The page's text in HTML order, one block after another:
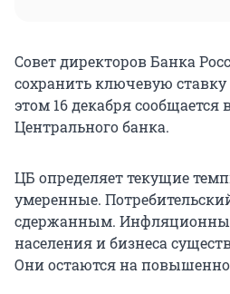
Совет директоров Банка
сохранить ключевую ставку
этом 16 декабря сообщается
Центрального банка.
ЦБ определяет текущие
умеренные.
сдержанным.
населения и бизнеса
Они остаются на